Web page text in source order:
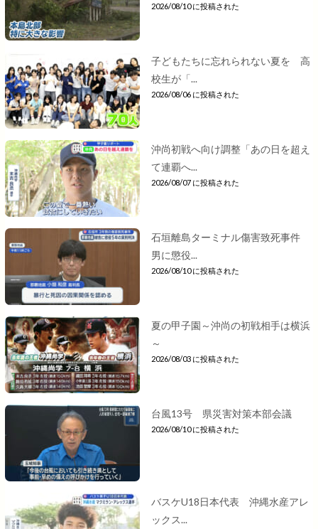
2026/08/10 に投稿された
子どもたちに忘れられない夏を 高
校生が「...
2026/08/06 に投稿された
沖尚初戦へ向け調整「あの日を超え
て連覇へ...
2026/08/07 に投稿された
石垣離島ターミナル傷害致死事件
男に懲役...
2026/08/10 に投稿された
夏の甲子園～沖尚の初戦相手は横浜
～
2026/08/03 に投稿された
台風13号 県災害対策本部会議
2026/08/10 に投稿された
バスケU18日本代表 沖縄水産アレ
ックス...